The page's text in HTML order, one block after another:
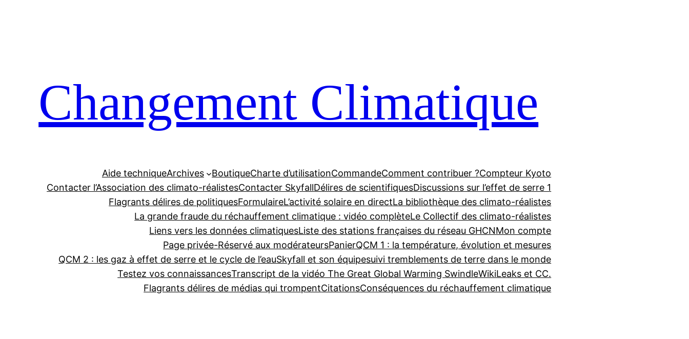
Changement Climatique
Aide techniqueArchives BoutiqueCharte d’utilisationCommandeComment contribuer ?Compteur Kyoto
Contacter l’Association des climato-réalistesContacter SkyfallDélires de scientifiquesDiscussions sur l’effet de serre 1
Flagrants délires de politiquesFormulaireL’activité solaire en directLa bibliothèque des climato-réalistes
La grande fraude du réchauffement climatique : vidéo complèteLe Collectif des climato-réalistes
Liens vers les données climatiquesListe des stations françaises du réseau GHCNMon compte
Page privée-Réservé aux modérateursPanierQCM 1 : la température, évolution et mesures
QCM 2 : les gaz à effet de serre et le cycle de l’eauSkyfall et son équipesuivi tremblements de terre dans le monde
Testez vos connaissancesTranscript de la vidéo The Great Global Warming SwindleWikiLeaks et CC.
Flagrants délires de médias qui trompentCitationsConséquences du réchauffement climatique